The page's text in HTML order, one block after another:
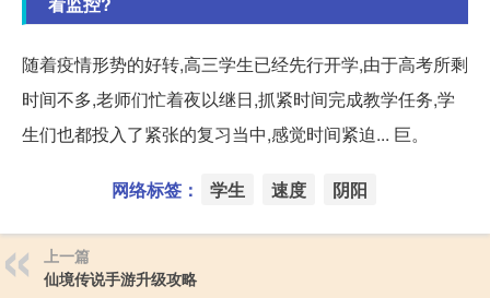
随着疫情形势的好转,高三学生已经先行开学,由于高考所剩
时间不多,老师们忙着夜以继日,抓紧时间完成教学任务,学
生们也都投入了紧张的复习当中,感觉时间紧迫... 巨。
网络标签： 学生 速度 阴阳
上一篇
仙境传说手游升级攻略